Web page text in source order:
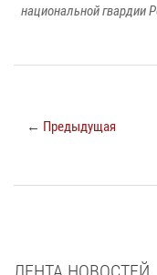
национальной гвардии
← Предыдущая